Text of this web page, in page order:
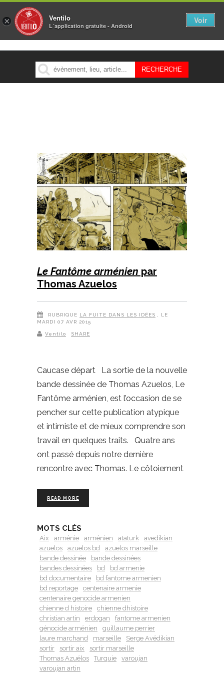
MENU
Le Fantôme arménien par
Thomas Azuelos
RUBRIQUE LA FUITE DANS LES IDÉES
, LE
MARDI 07 AVR 2015
Ventilo SHARE
Caucase départ La sortie de la nouvelle
bande dessinée de Thomas Azuelos, Le
Fantôme arménien, est l’occasion de se
pencher sur cette publication atypique
et intimiste et de mieux comprendre son
travail en quelques traits. Quatre ans
ont passé depuis notre dernière
rencontre avec Thomas. Le côtoiement
READ MORE
MOTS CLÉS
Aix arménie arménien ataturk
avedikian
azuelos
azuelos bd
azuelos marseille
bande dessinée
bande dessinées
bandes dessinées
bd
bd armenie
bd documentaire
bd fantome armenien
bd reportage
centenaire armenie
centenaire genocide armenien
chienne d histoire
chienne dhistoire
christian artin
erdogan
fantome armenien
génocide arménien
guillaume perrier
laure marchand
marseille
Serge Avédikian
sortir
sortir aix
sortir marseille
Thomas Azuélos
Turquie
varoujan
varoujan artin
× Ventilo
L´application gratuite - Android
Voir